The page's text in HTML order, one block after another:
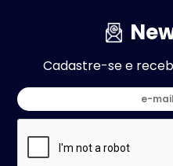
Cadastre-se e